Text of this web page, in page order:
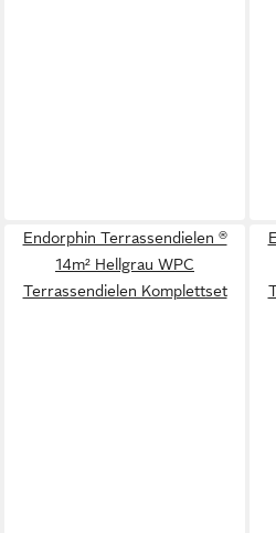
Endorphin Terrassendielen ®
14m² Hellgrau WPC
Terrassendielen Komplettset